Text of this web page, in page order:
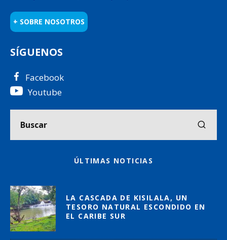
+ SOBRE NOSOTROS
SÍGUENOS
Facebook
Youtube
ÚLTIMAS NOTICIAS
LA CASCADA DE KISILALA, UN
TESORO NATURAL ESCONDIDO EN
EL CARIBE SUR